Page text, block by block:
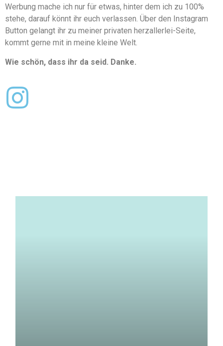
Werbung mache ich nur für etwas, hinter dem ich zu 100%
stehe, darauf könnt ihr euch verlassen. Über den Instagram
Button gelangt ihr zu meiner privaten herzallerlei-Seite,
kommt gerne mit in meine kleine Welt.
Wie schön, dass ihr da seid. Danke.